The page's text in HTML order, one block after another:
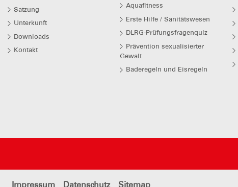
Satzung
Unterkunft
Downloads
Kontakt
Aquafitness
Erste Hilfe / Sanitätswesen
DLRG-Prüfungsfragenquiz
Prävention sexualisierter
Gewalt
Baderegeln und Eisregeln
Impressum Datenschutz Sitemap